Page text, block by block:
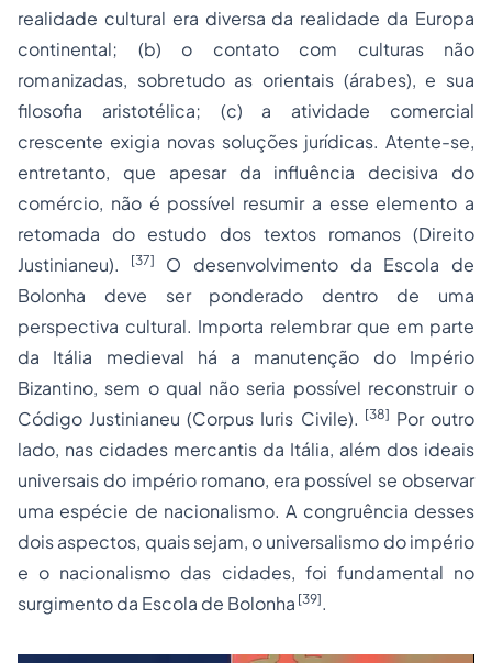
realidade cultural era diversa da realidade da Europa
continental; (b) o contato com culturas não
romanizadas, sobretudo as orientais (árabes), e sua
filosofia aristotélica; (c) a atividade comercial
crescente exigia novas soluções jurídicas. Atente-se,
entretanto, que apesar da influência decisiva do
comércio, não é possível resumir a esse elemento a
retomada do estudo dos textos romanos (Direito
Justinianeu).
[37]
O desenvolvimento da Escola de
Bolonha deve ser ponderado dentro de uma
perspectiva cultural. Importa relembrar que em parte
da Itália medieval há a manutenção do Império
Bizantino, sem o qual não seria possível reconstruir o
Código Justinianeu (Corpus Iuris Civile). [38] Por outro
lado, nas cidades mercantis da Itália, além dos ideais
universais do império romano, era possível se observar
uma espécie de nacionalismo. A congruência desses
dois aspectos, quais sejam, o universalismo do império
e o nacionalismo das cidades, foi fundamental no
surgimento da Escola de Bolonha [39].